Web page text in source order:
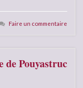
Faire un commentaire
Pouyastruc